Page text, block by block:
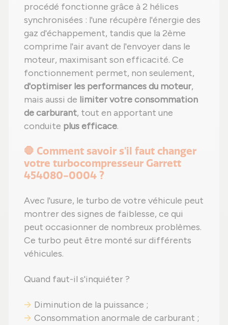
procédé fonctionne grâce à 2 hélices
synchronisées : l'une récupère l'énergie des
gaz d'échappement, tandis que la 2ème
comprime l'air avant de l'envoyer dans le
moteur, maximisant son efficacité. Ce
fonctionnement permet, non seulement,
d'optimiser les performances du moteur,
mais aussi de limiter votre consommation
de carburant, tout en apportant une
conduite plus efficace.
🛑 Comment savoir s'il faut changer
votre turbocompresseur Garrett
454080-0004 ?
Avec l'usure, le turbo de votre véhicule peut
montrer des signes de faiblesse, ce qui
peut occasionner de nombreux problèmes.
Ce turbo peut être monté sur différents
véhicules.
Quand faut-il s'inquiéter ?
Diminution de la puissance ;
Consommation anormale de carburant ;